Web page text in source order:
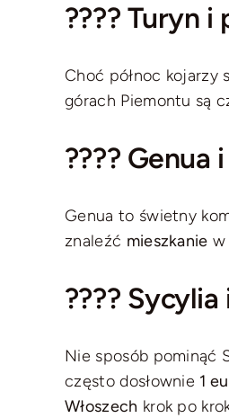
????️ Turyn i
Choć północ kojarzy
górach Piemontu są
???? Genua
Genua to świetny
znaleźć mieszkanie w
????️
Nie sposób pominąć
często dosłownie 1
Włoszech krok po